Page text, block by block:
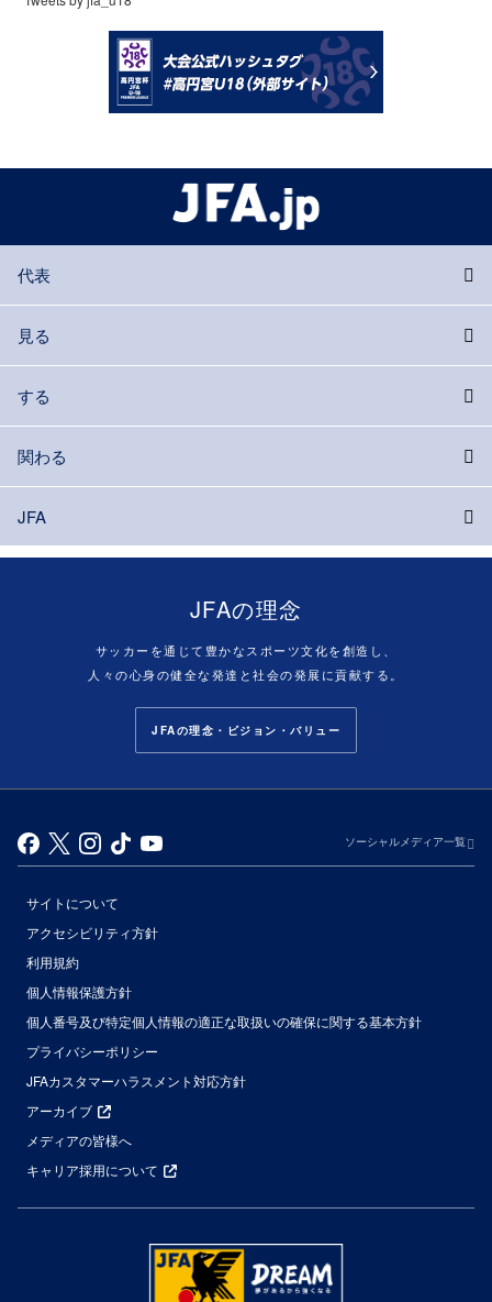
代表
見る
する
関わる
JFA
JFAの理念
サッカーを通じて豊かなスポーツ文化を創造し、
人々の心身の健全な発達と社会の発展に貢献する。
JFAの理念・ビジョン・バリュー
ソーシャルメディア一覧
サイトについて
アクセシビリティ方針
利用規約
個人情報保護方針
個人番号及び特定個人情報の適正な取扱いの確保に関する基本方針
プライバシーポリシー
JFAカスタマーハラスメント対応方針
アーカイブ
メディアの皆様へ
キャリア採用について